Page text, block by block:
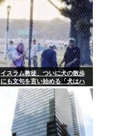
イスラム教徒、ついに犬の散歩
にも文句を言い始める「犬はハ
ラーム（禁忌）だ」